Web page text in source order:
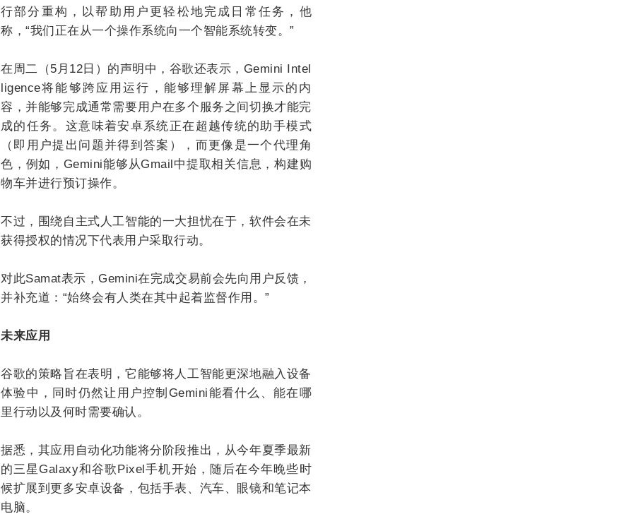
行部分重构，以帮助用户更轻松地完成日常任务，他
称，“我们正在从一个操作系统向一个智能系统转变。”
在周二（5月12日）的声明中，谷歌还表示，Gemini Intel
ligence将能够跨应用运行，能够理解屏幕上显示的内
容，并能够完成通常需要用户在多个服务之间切换才能完
成的任务。这意味着安卓系统正在超越传统的助手模式
（即用户提出问题并得到答案），而更像是一个代理角
色，例如，Gemini能够从Gmail中提取相关信息，构建购
物车并进行预订操作。
不过，围绕自主式人工智能的一大担忧在于，软件会在未
获得授权的情况下代表用户采取行动。
对此Samat表示，Gemini在完成交易前会先向用户反馈，
并补充道：“始终会有人类在其中起着监督作用。”
未来应用
谷歌的策略旨在表明，它能够将人工智能更深地融入设备
体验中，同时仍然让用户控制Gemini能看什么、能在哪
里行动以及何时需要确认。
据悉，其应用自动化功能将分阶段推出，从今年夏季最新
的三星Galaxy和谷歌Pixel手机开始，随后在今年晚些时
候扩展到更多安卓设备，包括手表、汽车、眼镜和笔记本
电脑。